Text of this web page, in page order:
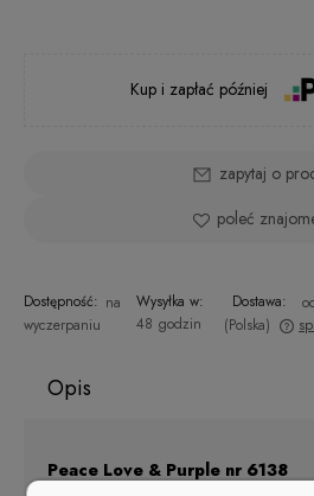
Kup i zapłać później
zapytaj o
poleć
Dostępność: na
wyczerpaniu
Wysyłka w:
48 godzin
Dostawa:
(Polska)
Opis
Peace Love & Purple nr 6138